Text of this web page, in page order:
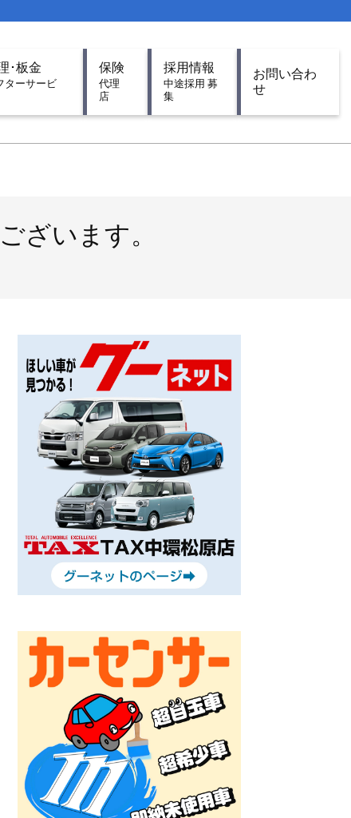
･板金
ターサービ
保険
代理
店
採用情報
中途採用 募
集
お問い合わ
せ
ざいます。